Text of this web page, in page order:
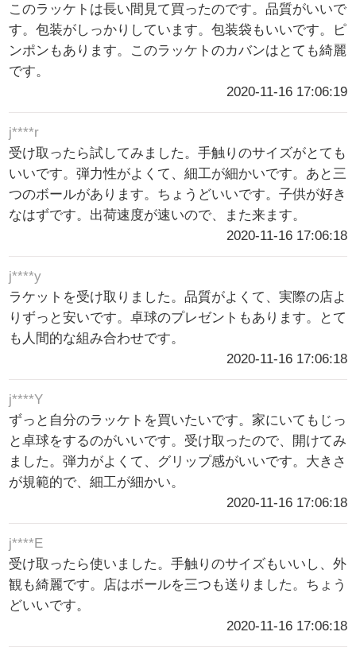
このラッケトは長い間見て買ったのです。品質がいいで
す。包装がしっかりしています。包装袋もいいです。ピ
ンポンもあります。このラッケトのカバンはとても綺麗
です。
2020-11-16 17:06:19
j****r
受け取ったら試してみました。手触りのサイズがとても
いいです。弾力性がよくて、細工が細かいです。あと三
つのボールがあります。ちょうどいいです。子供が好き
なはずです。出荷速度が速いので、また来ます。
2020-11-16 17:06:18
j****y
ラケットを受け取りました。品質がよくて、実際の店よ
りずっと安いです。卓球のプレゼントもあります。とて
も人間的な組み合わせです。
2020-11-16 17:06:18
j****Y
ずっと自分のラッケトを買いたいです。家にいてもじっ
と卓球をするのがいいです。受け取ったので、開けてみ
ました。弾力がよくて、グリップ感がいいです。大きさ
が規範的で、細工が細かい。
2020-11-16 17:06:18
j****E
受け取ったら使いました。手触りのサイズもいいし、外
観も綺麗です。店はボールを三つも送りました。ちょう
どいいです。
2020-11-16 17:06:18